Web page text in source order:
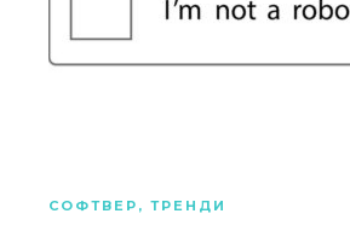
СОФТВЕР , ТРЕНДИ